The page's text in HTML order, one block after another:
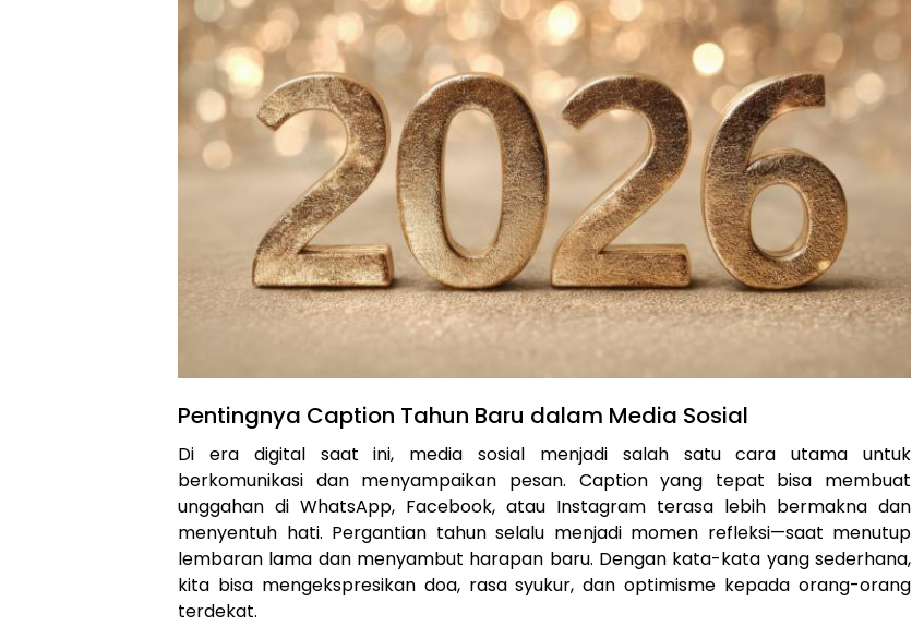
Pentingnya Caption Tahun Baru dalam Media Sosial
Di era digital saat ini, media sosial menjadi salah satu cara utama untuk
berkomunikasi dan menyampaikan pesan. Caption yang tepat bisa membuat
unggahan di WhatsApp, Facebook, atau Instagram terasa lebih bermakna dan
menyentuh hati. Pergantian tahun selalu menjadi momen refleksi—saat menutup
lembaran lama dan menyambut harapan baru. Dengan kata-kata yang sederhana,
kita bisa mengekspresikan doa, rasa syukur, dan optimisme kepada orang-orang
terdekat.